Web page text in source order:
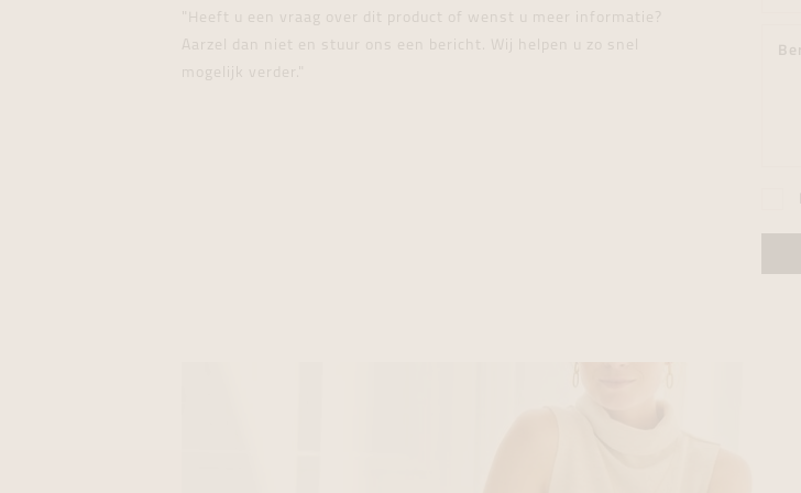
"Heeft u een vraag over dit product of wenst u meer informatie?
Aarzel dan niet en stuur ons een bericht. Wij helpen u zo snel
mogelijk verder."